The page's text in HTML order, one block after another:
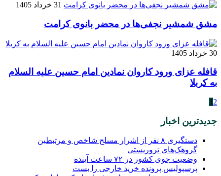
31 خرداد 1405
مشق شمشیر نجفی‌ها در محضر بانوی کرامت
30 خرداد 1405
قافله عزای ورود کاروان نمادین امام حسین علیه السلام
به کربلا
1 2
جدیدترین اخبار
دستگیری ۸ نفر از اشرار مسلح شاخص و مرتبطین
گروهک‌های تروریستی
وضعیت جوی کشور در ۷۲ ساعت آینده
پرسپولیس پرونده خرید خارجی را بست